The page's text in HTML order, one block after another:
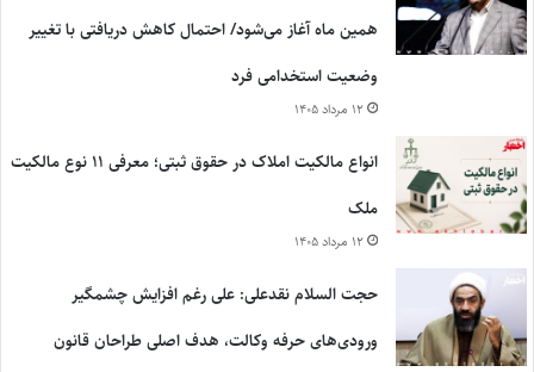
همین ماه آغاز می‌شود/ احتمال کاهش دریافتی با تغییر
وضعیت استخدامی فرد
۱۲ مرداد ۱۴۰۵
انواع مالکیت املاک در حقوق ثبتی؛ معرفی ۱۱ نوع مالکیت
ملک
۱۲ مرداد ۱۴۰۵
حجت السلام نقدعلی: علی رغم افزایش چشمگیر
ورودی‌های حرفه وکالت، هدف اصلی طراحان قانون